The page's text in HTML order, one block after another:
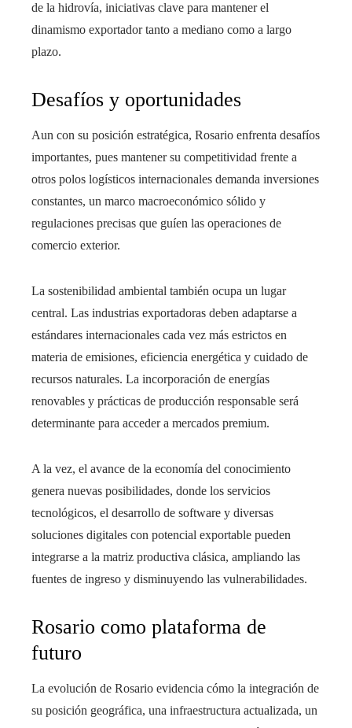
de la hidrovía, iniciativas clave para mantener el
dinamismo exportador tanto a mediano como a largo
plazo.
Desafíos y oportunidades
Aun con su posición estratégica, Rosario enfrenta desafíos
importantes, pues mantener su competitividad frente a
otros polos logísticos internacionales demanda inversiones
constantes, un marco macroeconómico sólido y
regulaciones precisas que guíen las operaciones de
comercio exterior.
La sostenibilidad ambiental también ocupa un lugar
central. Las industrias exportadoras deben adaptarse a
estándares internacionales cada vez más estrictos en
materia de emisiones, eficiencia energética y cuidado de
recursos naturales. La incorporación de energías
renovables y prácticas de producción responsable será
determinante para acceder a mercados premium.
A la vez, el avance de la economía del conocimiento
genera nuevas posibilidades, donde los servicios
tecnológicos, el desarrollo de software y diversas
soluciones digitales con potencial exportable pueden
integrarse a la matriz productiva clásica, ampliando las
fuentes de ingreso y disminuyendo las vulnerabilidades.
Rosario como plataforma de
futuro
La evolución de Rosario evidencia cómo la integración de
su posición geográfica, una infraestructura actualizada, un